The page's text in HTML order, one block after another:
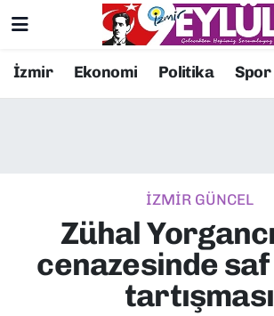
İzmir Ekonomi Politika Spor
İZMİR GÜNCEL
Zühal
cenazesinde
tartışması
Resmi İlanlar
EKONOMİ
KÜLTÜR SANAT
Konak Nöbetçi Eczaneler
Süper Lig Puan Durumu ve
Tüm Manşetler
Son Dakika Haberleri